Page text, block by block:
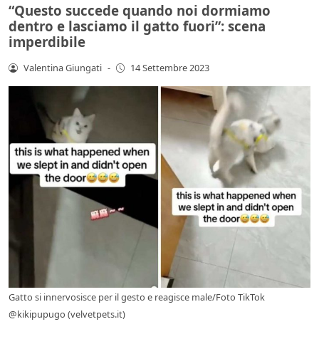
“Questo succede quando noi dormiamo
dentro e lasciamo il gatto fuori”: scena
imperdibile
Valentina Giungati - 14 Settembre 2023
Gatto si innervosisce per il gesto e reagisce male/Foto TikTok
@kikipupugo (velvetpets.it)